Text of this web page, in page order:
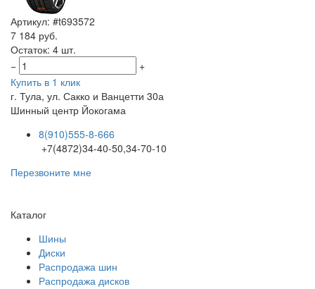
Артикул: #t693572
7 184 руб.
Остаток: 4 шт.
−
+
Купить в 1 клик
г. Тула, ул. Сакко и Ванцетти 30а
Шинный центр Йокогама
8(910)555-8-666
+7(4872)34-40-50,34-70-10
Перезвоните мне
Каталог
Шины
Диски
Распродажа шин
Распродажа дисков